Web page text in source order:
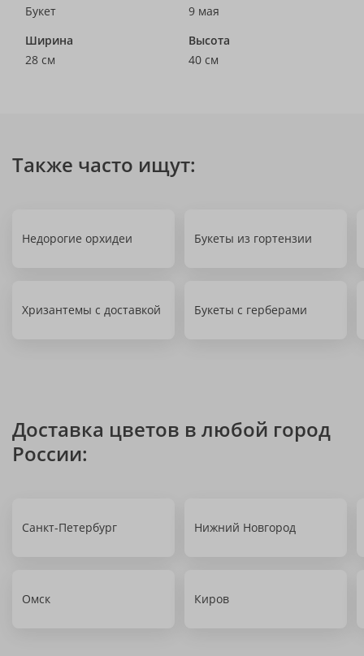
Букет
9 мая
Ширина
28 см
Высота
40 см
Также часто ищут:
Недорогие орхидеи Букеты из гортензии
Хризантемы с доставкой Букеты с герберами
Доставка цветов в любой город
России:
Санкт-Петербург Нижний Новгород
Омск Киров